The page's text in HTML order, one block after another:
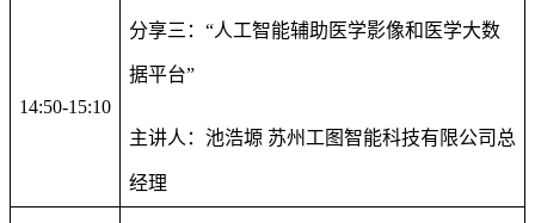
14:50-15:10
分享三：“人工智能辅助医学影像和医学大数
据平台”
主讲人：池浩塬 苏州工图智能科技有限公司总
经理